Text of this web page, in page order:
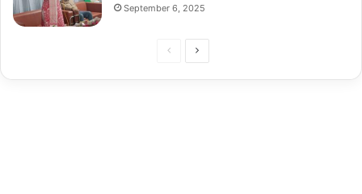
September 6, 2025
PreviousNext